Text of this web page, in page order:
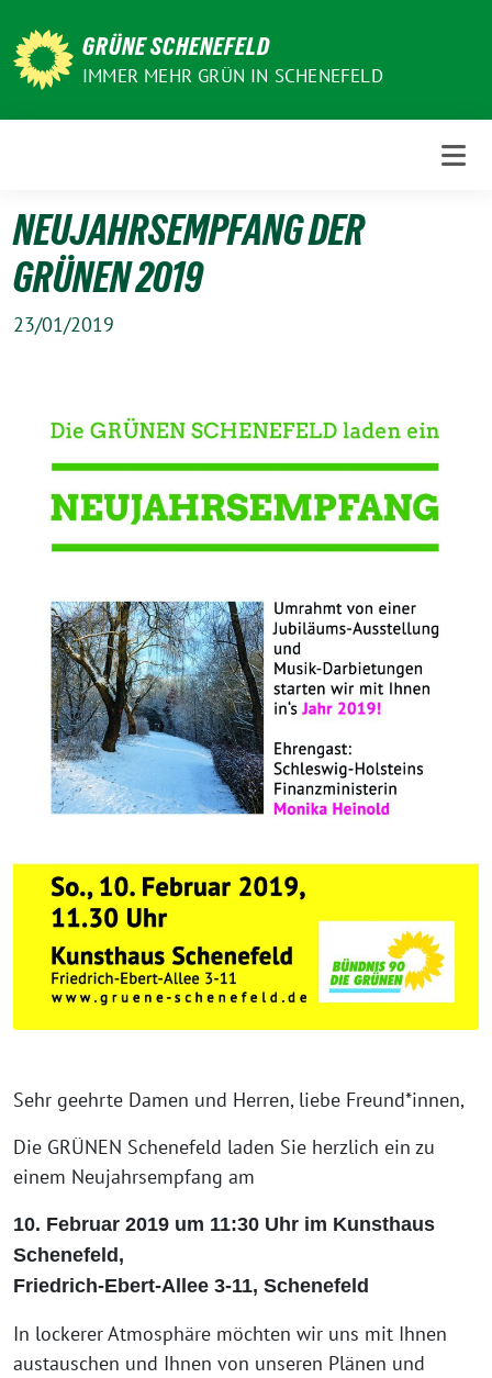
zum
Inhalt
GRÜNE SCHENEFELD
IMMER MEHR GRÜN IN SCHENEFELD
NEUJAHRSEMPFANG DER
GRÜNEN 2019
23/01/2019
Sehr geehrte Damen und Herren, liebe Freund*innen,
Die GRÜNEN Schenefeld laden Sie herzlich ein zu
einem Neujahrsempfang am
10. Februar 2019 um 11:30 Uhr im Kunsthaus
Schenefeld,
Friedrich-Ebert-Allee 3-11, Schenefeld
In lockerer Atmosphäre möchten wir uns mit Ihnen
austauschen und Ihnen von unseren Plänen und